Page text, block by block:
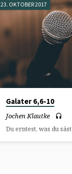
23. OKTOBER 2017
Galater 6,6-10
Jochen Klautke
Du erntest, was du säst